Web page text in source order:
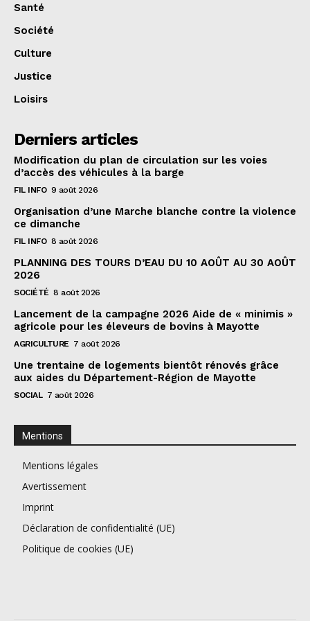
Santé
Société
Culture
Justice
Loisirs
Derniers articles
Modification du plan de circulation sur les voies
d’accès des véhicules à la barge
FIL INFO 9 août 2026
Organisation d’une Marche blanche contre la violence
ce dimanche
FIL INFO 8 août 2026
PLANNING DES TOURS D’EAU DU 10 AOÛT AU 30 AOÛT
2026
SOCIÉTÉ 8 août 2026
Lancement de la campagne 2026 Aide de « minimis »
agricole pour les éleveurs de bovins à Mayotte
AGRICULTURE 7 août 2026
Une trentaine de logements bientôt rénovés grâce
aux aides du Département-Région de Mayotte
SOCIAL 7 août 2026
Mentions
Mentions légales
Avertissement
Imprint
Déclaration de confidentialité (UE)
Politique de cookies (UE)